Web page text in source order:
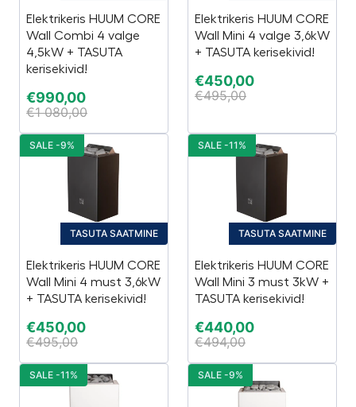
Elektrikeris HUUM CORE
Wall Combi 4 valge
4,5kW + TASUTA
kerisekivid!
€990,00
€1 080,00
Elektrikeris HUUM CORE
Wall Mini 4 valge 3,6kW
+ TASUTA kerisekivid!
€450,00
€495,00
TASUTA SAATMINE
Elektrikeris HUUM CORE
Wall Mini 4 must 3,6kW
+ TASUTA kerisekivid!
€450,00
€495,00
SALE -9%
TASUTA SAATMINE
Elektrikeris HUUM CORE
Wall Mini 3 must 3kW +
TASUTA kerisekivid!
€440,00
€494,00
SALE -11%
SALE -11% SALE -9%